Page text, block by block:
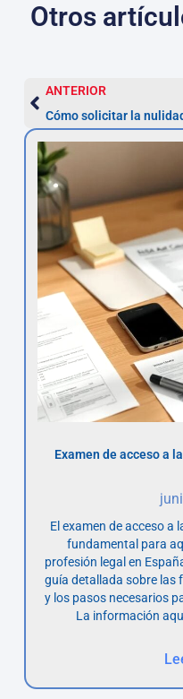
Otros
ANTERIOR
Examen de acceso a
El examen de acceso a
fundamental para
profesión legal en
guía detallada sobre las
y los pasos necesarios
La información